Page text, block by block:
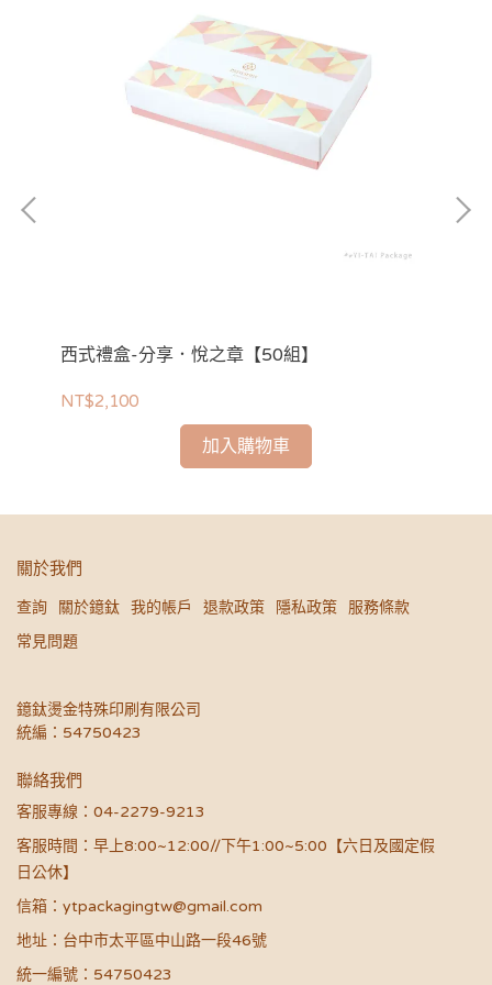
西式禮盒-分享．悅之章【50組】
NT$2,100
加入購物車
關於我們
查詢 關於鐿鈦 我的帳戶 退款政策 隱私政策
服務條款
常見問題
鐿鈦燙金特殊印刷有限公司
統編：54750423
聯絡我們
客服專線：04-2279-9213
客服時間：早上8:00~12:00//下午1:00~5:00【六日及國定假
日公休】
信箱：ytpackagingtw@gmail.com
地址：台中市太平區中山路一段46號
統一編號：54750423